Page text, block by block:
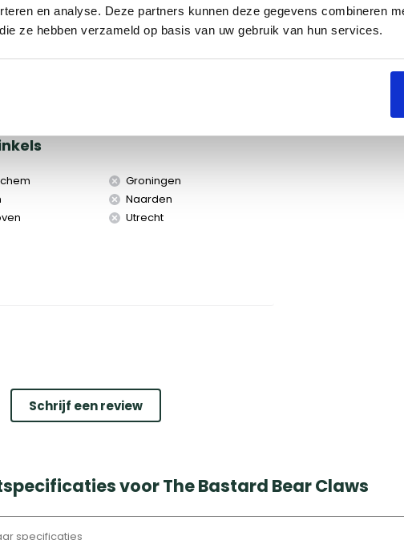
en analyse. Deze partners kunnen deze gegevens combineren
ze hebben verzameld op basis van uw gebruik van hun services.
pulled pork of pulled chicken. Scheur als een echte beer pulled
perfecte pulled pork of pulled chicken. Ook pak je gemakkelijk
ribs van de BBQ. Gemaakt van kunststof dat in de vaatwasser kan.
Groningen
Naarden
Utrecht
Schrijf een review
voor The Bastard Bear Claws